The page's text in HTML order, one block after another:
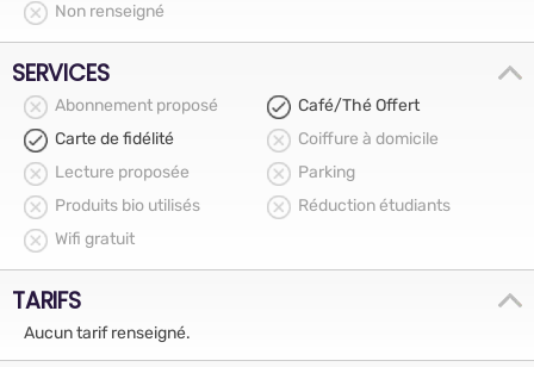
Non renseigné
SERVICES
Abonnement proposé
Café/Thé Offert
Carte de fidélité
Coiffure à domicile
Lecture proposée
Parking
Produits bio utilisés
Réduction étudiants
Wifi gratuit
TARIFS
Aucun tarif renseigné.